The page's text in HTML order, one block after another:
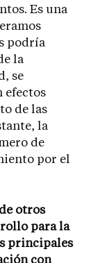
Es una
podría
la
se
efectos
de las
la
de
por el
otros
para la
principales